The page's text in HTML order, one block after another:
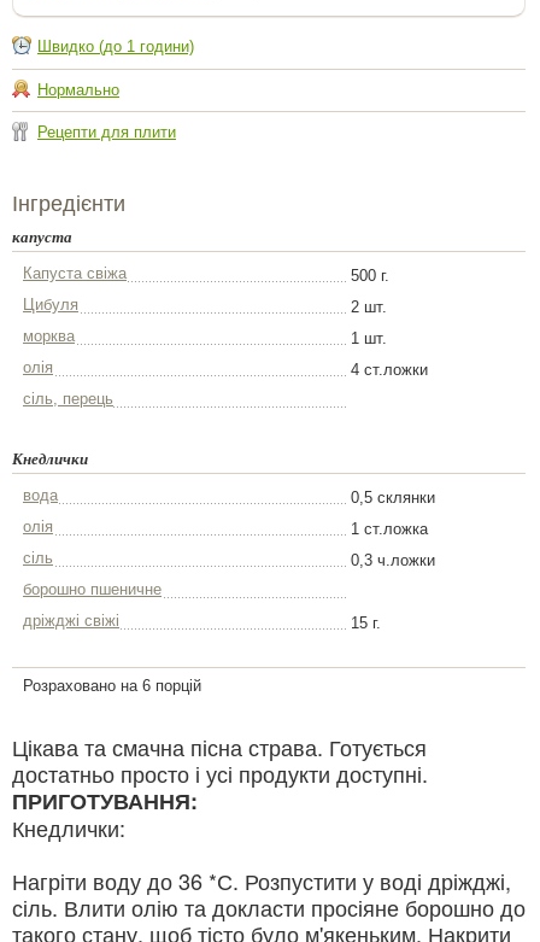
Швидко (до 1 години)
Нормально
Рецепти для плити
Інгредієнти
капуста
Капуста свіжа
500 г.
Цибуля
2 шт.
морква
1 шт.
олія
4 ст.ложки
сіль, перець
Кнедлички
вода
0,5 склянки
олія
1 ст.ложка
сіль
0,3 ч.ложки
борошно пшеничне
дріжджі свіжі
15 г.
Розраховано на 6 порцій
Цікава та смачна пісна страва. Готується
достатньо просто і усі продукти доступні.
ПРИГОТУВАННЯ:
Кнедлички:
Нагріти воду до 36 *С. Розпустити у воді дріжджі,
сіль. Влити олію та докласти просіяне борошно до
такого стану, щоб тісто було м'якеньким. Накрити